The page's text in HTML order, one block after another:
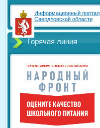
Информационный портал
Свердловской области
Горячая линия